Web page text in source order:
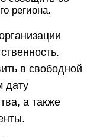
региона.
в свободной
дату
а также